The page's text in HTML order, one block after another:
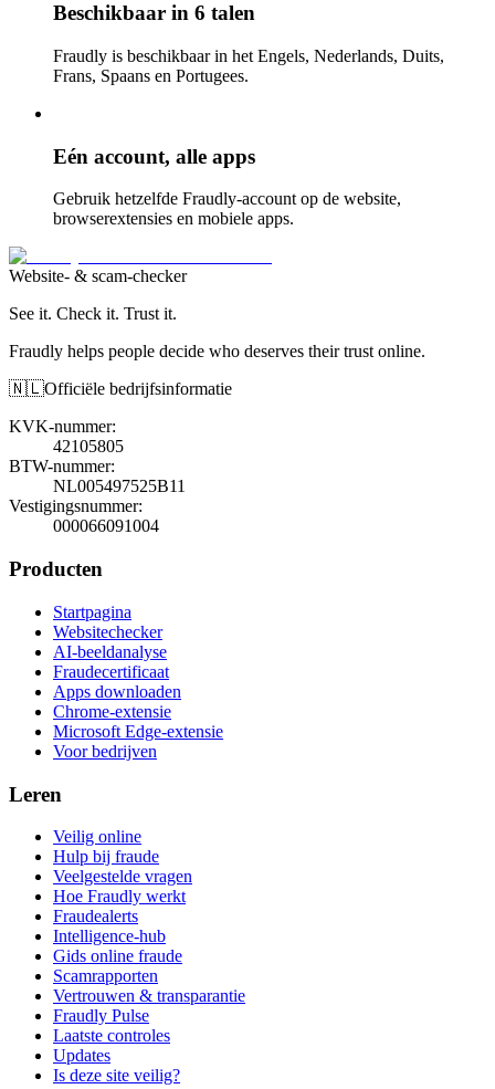
Beschikbaar in 6 talen
Fraudly is beschikbaar in het Engels, Nederlands, Duits,
Frans, Spaans en Portugees.
Eén account, alle apps
Gebruik hetzelfde Fraudly-account op de website,
browserextensies en mobiele apps.
Website- & scam-checker
See it. Check it. Trust it.
Fraudly helps people decide who deserves their trust online.
🇳🇱Officiële bedrijfsinformatie
KVK-nummer:
42105805
BTW-nummer:
NL005497525B11
Vestigingsnummer:
000066091004
Producten
Startpagina
Websitechecker
AI-beeldanalyse
Fraudecertificaat
Apps downloaden
Chrome-extensie
Microsoft Edge-extensie
Voor bedrijven
Leren
Veilig online
Hulp bij fraude
Veelgestelde vragen
Hoe Fraudly werkt
Fraudealerts
Intelligence-hub
Gids online fraude
Scamrapporten
Vertrouwen & transparantie
Fraudly Pulse
Laatste controles
Updates
Is deze site veilig?